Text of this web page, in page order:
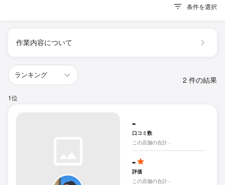
条件を選択
作業内容について
2 件の結果
1位
-
口コミ数
この店舗の合計 -
-
評価
この店舗の合計 -